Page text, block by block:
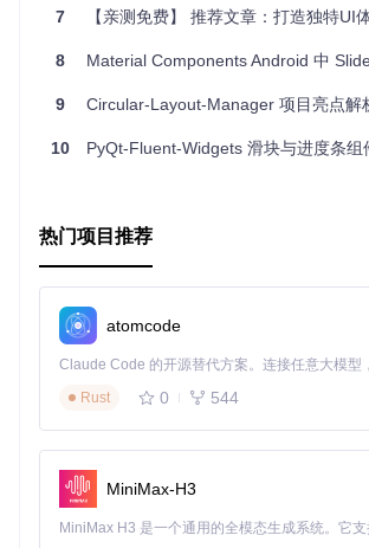
如果你正在寻找一种新的用户交互方式来提
想要给现有设计注入一些活力，那么 Circular
一试。如果你在使用过程中遇到任何问题或
直接通过 GitHub 提交 issues 或参与贡献代码
立即尝试，在你的下一个 Android 项目中加
r，开启创意无限的设计之旅吧！
7 【亲测免费】 推荐文章：打造独特UI体验——Unity圆形
8 Material Components Android 中 Slider 组件停止指示
9 Circular-Layout-Manager 项目亮点解
10 PyQt-Fluent-Widgets 滑块与进度条组件：数值调节与任务进
热门项目推荐
atomcode
Rust
0 544
MiniMax-H3